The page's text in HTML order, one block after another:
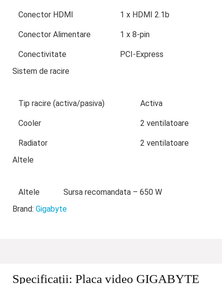
Conector HDMI 1 x HDMI 2.1b
Conector Alimentare 1 x 8-pin
Conectivitate
PCI-Express
Sistem de racire
Tip racire (activa/pasiva) Activa
Cooler 2 ventilatoare
Radiator
2 ventilatoare
Altele
Altele
Sursa recomandata – 650 W
Brand: Gigabyte
Specificații: Placa video GIGABYTE